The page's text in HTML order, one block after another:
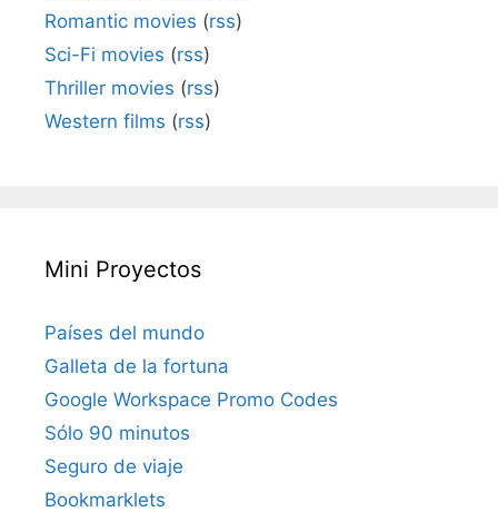
Romantic movies (rss)
Sci-Fi movies (rss)
Thriller movies (rss)
Western films (rss)
Mini Proyectos
Países del mundo
Galleta de la fortuna
Google Workspace Promo Codes
Sólo 90 minutos
Seguro de viaje
Bookmarklets